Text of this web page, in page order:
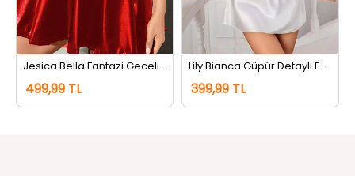
Jesica Bella Fantazi Gecelik Kırmızı
499,99 TL 399,99 TL